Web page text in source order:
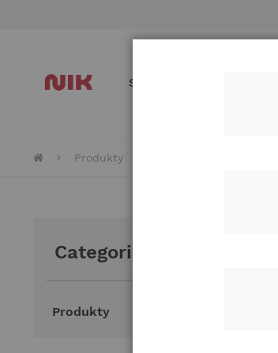
Strona główna
Produkty
Categories
Produkty